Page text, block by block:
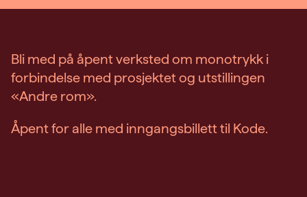
Bli med på åpent verksted om monotrykk i
forbindelse med prosjektet og utstillingen
«Andre rom».
Åpent for alle med inngangsbillett til Kode.